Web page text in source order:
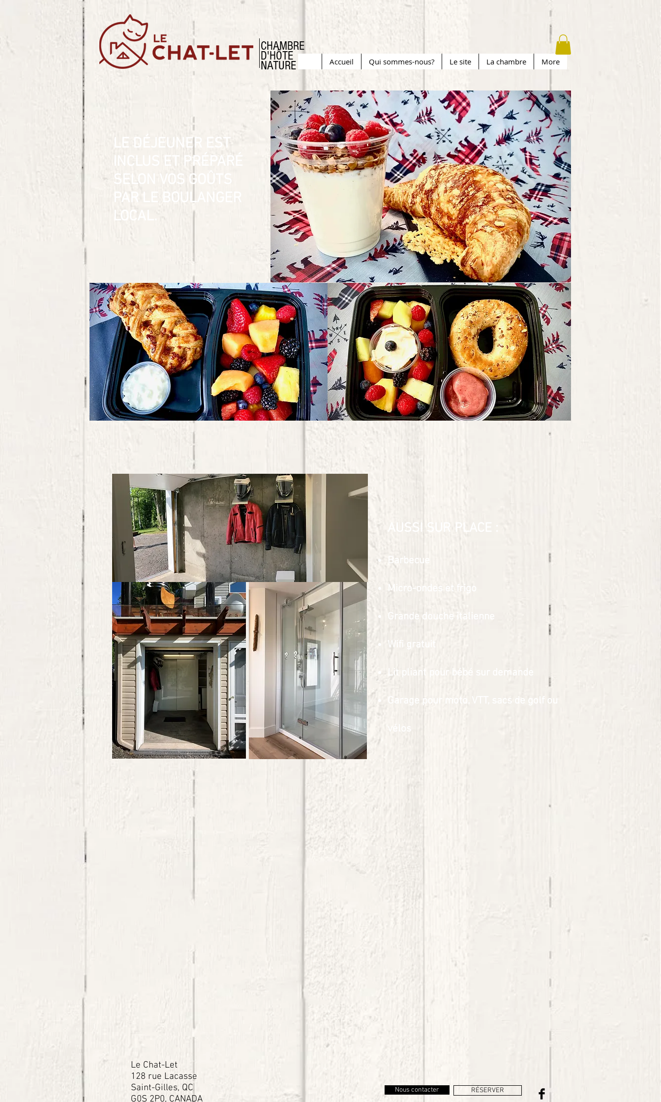
CHAMBRE
D'HÔTE
NATURE Accueil Qui sommes-nous? Le site La chambre More
LE DÉJEUNER EST
INCLUS ET PRÉPARÉ
SELON VOS GOÛTS
PAR LE BOULANGER
LOCAL.
AUSSI SUR PLACE :
Barbecue
Micro-ondes et frigo
Grande douche italienne
Wifi gratuit
Lit pliant pour bébé sur demande
Garage pour moto, VTT, sacs de golf ou
vélos
Le Chat-Let
128 rue Lacasse
Saint-Gilles, QC
G0S 2P0, CANADA
Nous contacter RÉSERVER